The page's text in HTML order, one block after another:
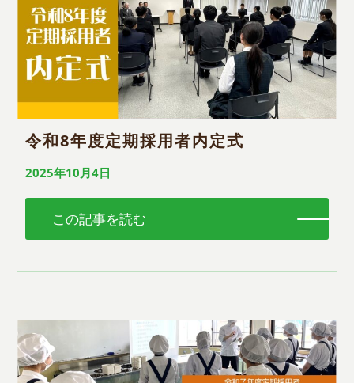
令和8年度定期採用者内定式
2025年10月4日
この記事を読む